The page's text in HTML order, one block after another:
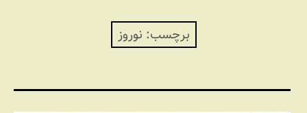
برچسب: نوروز